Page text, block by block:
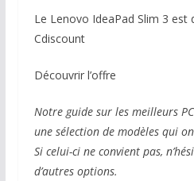
Le Lenovo IdeaPad Slim 3 est
Cdiscount
Découvrir l’offre
Notre guide sur les meilleurs
une sélection de modèles qui
Si celui-ci ne convient pas,
d’autres options.